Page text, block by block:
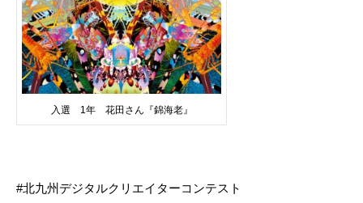
入選 1年 花田さん『錦海老』
北九州デジタルクリエイターコンテスト